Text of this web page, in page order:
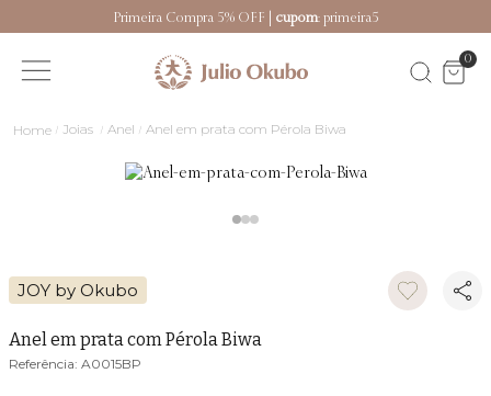
Primeira Compra 5% OFF | cupom: primeira5
0
Joias Anel Anel em prata com Pérola Biwa
JOY by Okubo
Anel em prata com Pérola Biwa
A0015BP